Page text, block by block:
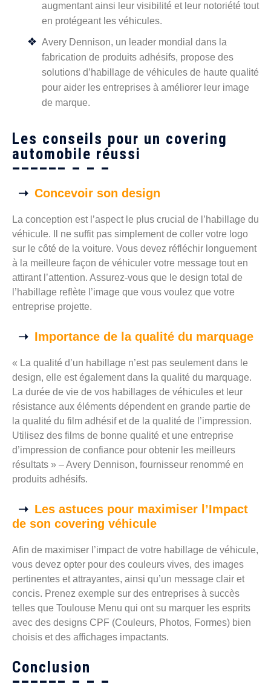
augmentant ainsi leur visibilité et leur notoriété tout
en protégeant les véhicules.
Avery Dennison, un leader mondial dans la
fabrication de produits adhésifs, propose des
solutions d’habillage de véhicules de haute qualité
pour aider les entreprises à améliorer leur image
de marque.
Les conseils pour un covering
automobile réussi
Concevoir son design
La conception est l’aspect le plus crucial de l’habillage du
véhicule. Il ne suffit pas simplement de coller votre logo
sur le côté de la voiture. Vous devez réfléchir longuement
à la meilleure façon de véhiculer votre message tout en
attirant l’attention. Assurez-vous que le design total de
l’habillage reflète l’image que vous voulez que votre
entreprise projette.
Importance de la qualité du marquage
« La qualité d’un habillage n’est pas seulement dans le
design, elle est également dans la qualité du marquage.
La durée de vie de vos habillages de véhicules et leur
résistance aux éléments dépendent en grande partie de
la qualité du film adhésif et de la qualité de l’impression.
Utilisez des films de bonne qualité et une entreprise
d’impression de confiance pour obtenir les meilleurs
résultats » – Avery Dennison, fournisseur renommé en
produits adhésifs.
Les astuces pour maximiser l’Impact
de son covering véhicule
Afin de maximiser l’impact de votre habillage de véhicule,
vous devez opter pour des couleurs vives, des images
pertinentes et attrayantes, ainsi qu’un message clair et
concis. Prenez exemple sur des entreprises à succès
telles que Toulouse Menu qui ont su marquer les esprits
avec des designs CPF (Couleurs, Photos, Formes) bien
choisis et des affichages impactants.
Conclusion